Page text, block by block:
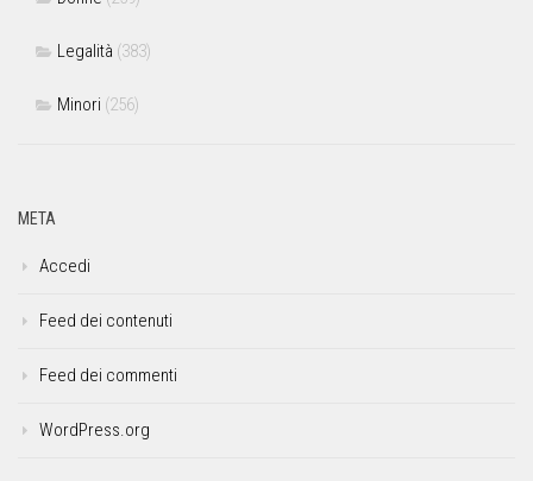
Legalità (383)
Minori (256)
META
Accedi
Feed dei contenuti
Feed dei commenti
WordPress.org